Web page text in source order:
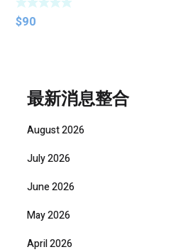
$90
最新消息整合
August 2026
July 2026
June 2026
May 2026
April 2026